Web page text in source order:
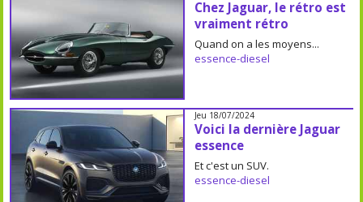
Chez Jaguar, le rétro est
vraiment rétro
Quand on a les moyens...
essence-diesel
Jeu 18/07/2024
Voici la dernière Jaguar
essence
Et c'est un SUV.
essence-diesel